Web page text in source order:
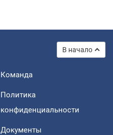
В начало
Команда
Политика
конфиденциальности
Документы